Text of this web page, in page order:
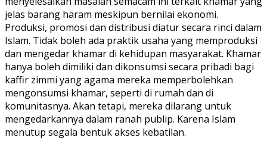
jelas barang haram meskipun bernilai ekonomi.
Produksi, promosi dan distribusi diatur secara rinci dalam
Islam. Tidak boleh ada praktik usaha yang memproduksi
dan mengedar khamar di kehidupan masyarakat. Khamar
hanya boleh dimiliki dan dikonsumsi secara pribadi bagi
kaffir zimmi yang agama mereka memperbolehkan
mengonsumsi khamar, seperti di rumah dan di
komunitasnya. Akan tetapi, mereka dilarang untuk
mengedarkannya dalam ranah publip. Karena Islam
menutup segala bentuk akses kebatilan.